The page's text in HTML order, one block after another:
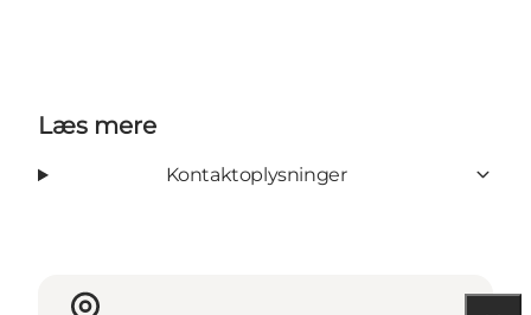
Læs mere
Kontaktoplysninger